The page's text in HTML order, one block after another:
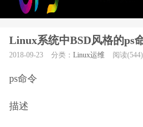
Linux系统中BSD风格的ps
2018-09-23 分类： Linux运维 阅读(544)
ps命令
描述